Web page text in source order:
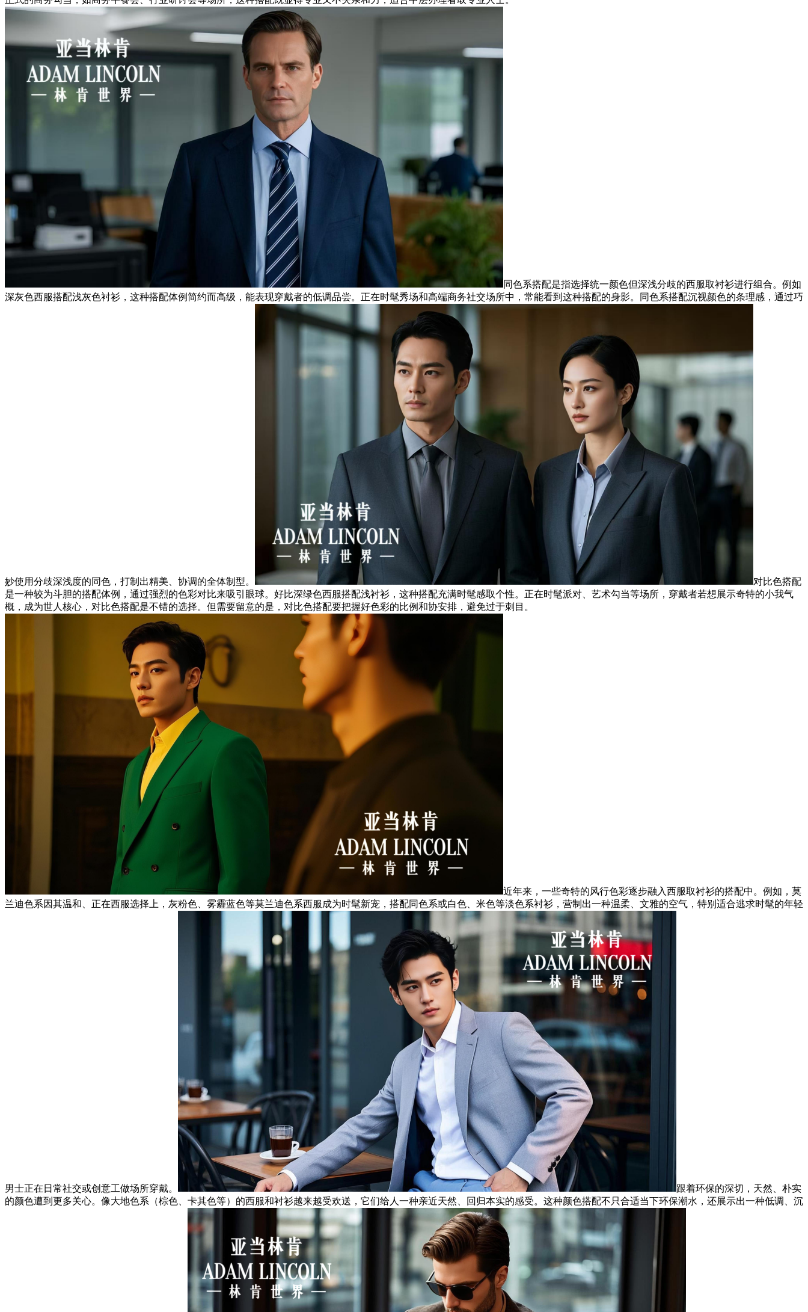
同色系搭配是指选择统一颜色但深浅分歧的西服取衬衫进行组合。例如
深灰色西服搭配浅灰色衬衫，这种搭配体例简约而高级，能表现穿戴者的低调品尝。正在时髦秀场和高端商务社交场所中，常能看到这种搭配的身影。同色系搭配沉视颜色的条理感，通过巧
妙使用分歧深浅度的同色，打制出精美、协调的全体制型。
对比色搭配
是一种较为斗胆的搭配体例，通过强烈的色彩对比来吸引眼球。好比深绿色西服搭配浅衬衫，这种搭配充满时髦感取个性。正在时髦派对、艺术勾当等场所，穿戴者若想展示奇特的小我气
概，成为世人核心，对比色搭配是不错的选择。但需要留意的是，对比色搭配要把握好色彩的比例和协安排，避免过于刺目。
近年来，一些奇特的风行色彩逐步融入西服取衬衫的搭配中。例如，莫
兰迪色系因其温和、正在西服选择上，灰粉色、雾霾蓝色等莫兰迪色系西服成为时髦新宠，搭配同色系或白色、米色等淡色系衬衫，营制出一种温柔、文雅的空气，特别适合逃求时髦的年轻
男士正在日常社交或创意工做场所穿戴。
跟着环保的深切，天然、朴实
的颜色遭到更多关心。像大地色系（棕色、卡其色等）的西服和衬衫越来越受欢送，它们给人一种亲近天然、回归本实的感受。这种颜色搭配不只合适当下环保潮水，还展示出一种低调、沉